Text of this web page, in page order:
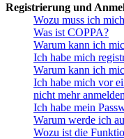
Registrierung und
Wozu muss ich
Was ist COPPA?
Warum kann ich
Ich habe mich
Warum kann ich
Ich habe mich vor
nicht mehr
Ich habe mein
Warum werde ich
Wozu ist die